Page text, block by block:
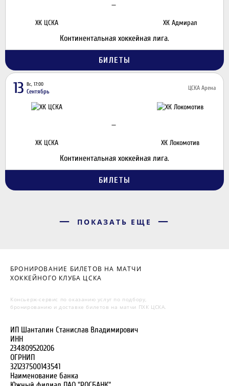
ХК ЦСКА
—
ХК Адмирал
Континентальная хоккейная лига.
БИЛЕТЫ
13 Вс, 17:00
Сентябрь ЦСКА Арена
ХК ЦСКА
—
ХК Локомотив
Континентальная хоккейная лига.
БИЛЕТЫ
ПОКАЗАТЬ ЕЩЕ
БРОНИРОВАНИЕ БИЛЕТОВ НА МАТЧИ
ХОККЕЙНОГО КЛУБА ЦСКА
Консьерж-сервис по оказанию услуг по подбору,
бронированию и доставке билетов на матчи ПХК ЦСКА.
ИП Шанталин Станислав Владимирович
ИНН
234809520206
ОГРНИП
321237500143541
Наименование банка